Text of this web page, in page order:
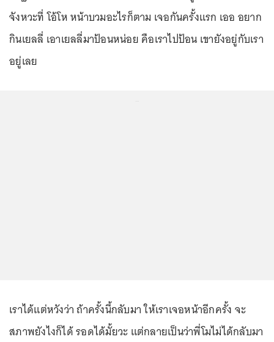
จังหวะที่ โอ้โห หน้าบวมอะไรก็ตาม เจอกันครั้งแรก เออ อยาก
กินเยลลี่ เอาเยลลี่มาป้อนหน่อย คือเราไปป้อน เขายังอยู่กับเรา
อยู่เลย
เราได้แต่หวังว่า ถ้าครั้งนี้กลับมา ให้เราเจอหน้าอีกครั้ง จะ
สภาพยังไงก็ได้ รอดได้มั้ยวะ แต่กลายเป็นว่าพี่โมไม่ได้กลับมา